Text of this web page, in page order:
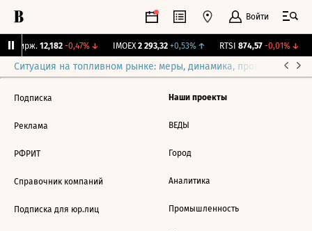
Войти
Бирж. 12,182 -0,47%↓ IMOEX 2 293,32 +0,53%↑ RTSI 874,57 -0,01%↓
Ситуация на топливном рынке: меры, динамика, прогнозы
Подписка
Реклама
РФРИТ
Справочник компаний
Подписка для юр.лиц
Наши проекты
ВЕДЫ
Город
Аналитика
Промышленность